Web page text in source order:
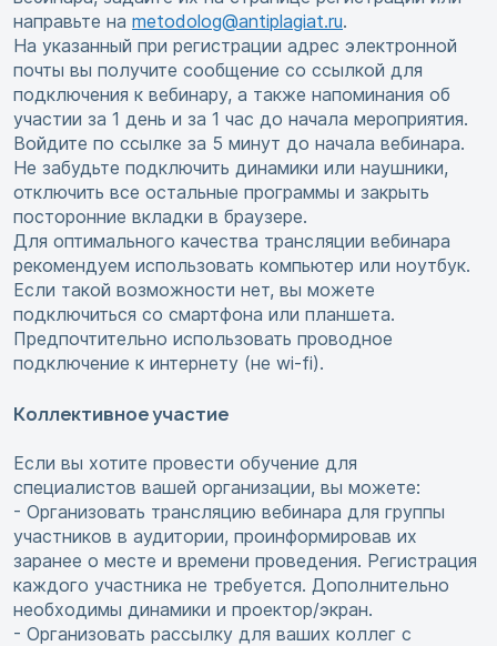
направьте на metodolog@antiplagiat.ru.
На указанный при регистрации адрес электронной
почты вы получите сообщение со ссылкой для
подключения к вебинару, а также напоминания об
участии за 1 день и за 1 час до начала мероприятия.
Войдите по ссылке за 5 минут до начала вебинара.
Не забудьте подключить динамики или наушники,
отключить все остальные программы и закрыть
посторонние вкладки в браузере.
Для оптимального качества трансляции вебинара
рекомендуем использовать компьютер или ноутбук.
Если такой возможности нет, вы можете
подключиться со смартфона или планшета.
Предпочтительно использовать проводное
подключение к интернету (не wi-fi).
Коллективное участие
Если вы хотите провести обучение для
специалистов вашей организации, вы можете:
- Организовать трансляцию вебинара для группы
участников в аудитории, проинформировав их
заранее о месте и времени проведения. Регистрация
каждого участника не требуется. Дополнительно
необходимы динамики и проектор/экран.
- Организовать рассылку для ваших коллег с